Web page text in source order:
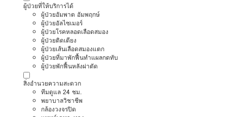
ผู้ป่วยที่ให้บริการได้
ผู้ป่วยอัมพาต อัมพฤกษ์
ผู้ป่วยอัลไซเมอร์
ผู้ป่วยโรคหลอดเลือดสมอง
ผู้ป่วยติดเตียง
ผู้ป่วยเส้นเลือดสมองแตก
ผู้ป่วยที่มาพักฟื้นทำแผลกดทับ
ผู้ป่วยพักฟื้นหลังผ่าตัด
สิ่งอำนวยความสะดวก
ทีมดูแล 24 ชม.
พยาบาลวิชาชีพ
กล้องวงจรปิด